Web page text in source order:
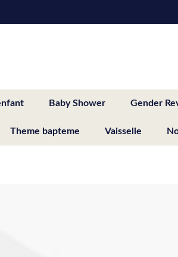
Baby Shower Gender
Theme bapteme Vaisselle